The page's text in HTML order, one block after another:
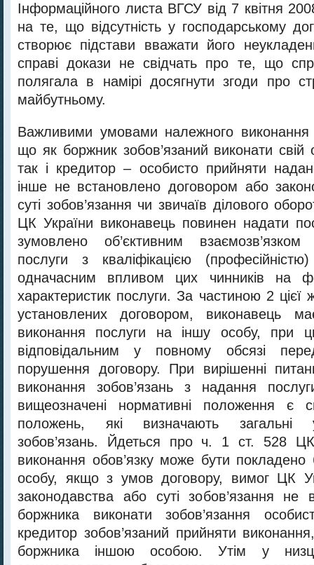
Інформаційного листа ВГСУ від 7 квітня
на те, що відсутність у господарському
створює підстави вважати його
справі докази не свідчать про те, що
полягала в намірі досягнути згоди про
майбутньому.
Важливими умовами належного виконання
що як боржник зобов’язаний виконати свій
так і кредитор – особисто прийняти
інше не встановлено договором або
суті зобов’язання чи звичаїв ділового
ЦК України виконавець повинен надати
зумовлено об’єктивним
послуги з кваліфікацією
одначасним впливом цих чинників на
характеристик послуги. За частиною 2 цієї
установлених договором, виконавець
виконання послуги на іншу особу, при
відповідальним у повному обсязі
порушення договору. При вирішенні
виконання зобов’язань з надання
вищеозначені нормативні положення є
положень, які визначають загальні
зобов’язань. Йдеться про ч. 1 ст. 528
виконання обов’язку може бути
особу, якщо з умов договору, вимог ЦК
законодавства або суті зобов’язання не
боржника виконати зобов’язання
кредитор зобов’язаний прийняти
боржника іншою особою. Утім у